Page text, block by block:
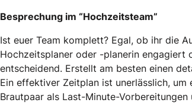
Besprechung im “Hochzeitsteam”
Ist euer Team komplett? Egal, ob ihr die
Hochzeitsplaner oder -planerin engagiert
entscheidend. Erstellt am besten einen
Ein effektiver Zeitplan ist unerlässlich,
Brautpaar als Last-Minute-